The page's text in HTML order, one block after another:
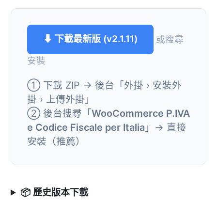
⬇ 下載最新版 (v2.1.11)
或搜尋
安裝
① 下載 ZIP → 後台「外掛 › 安裝外
掛 › 上傳外掛」
② 後台搜尋「WooCommerce P.IVA
e Codice Fiscale per Italia 」→ 直接
安裝（推薦）
📦 歷史版本下載